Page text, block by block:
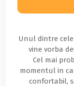
Unul dintre
vine vorba
Cel mai
momentul in
confortabil,